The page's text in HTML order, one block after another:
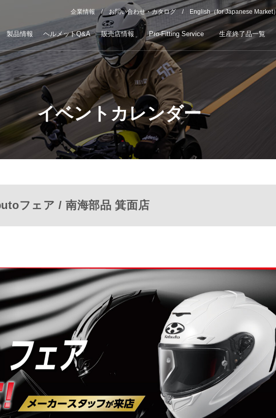
企業情報 お問い合わせ・カタログ English（for Japanese Market）
製品情報 ヘルメットQ&A 販売店情報 Pro-Fitting Service 生産終了品一覧
イベントカレンダー
フェア / 南海部品 箕面店